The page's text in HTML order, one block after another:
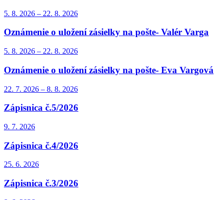
5. 8. 2026 – 22. 8. 2026
Oznámenie o uložení zásielky na pošte- Valér Varga
5. 8. 2026 – 22. 8. 2026
Oznámenie o uložení zásielky na pošte- Eva Vargová
22. 7. 2026 – 8. 8. 2026
Zápisnica č.5/2026
9. 7. 2026
Zápisnica č.4/2026
25. 6. 2026
Zápisnica č.3/2026